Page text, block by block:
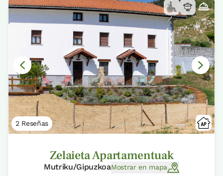
2 Reseñas
Zelaieta Apartamentuak
Mutriku/GipuzkoaMostrar en mapa